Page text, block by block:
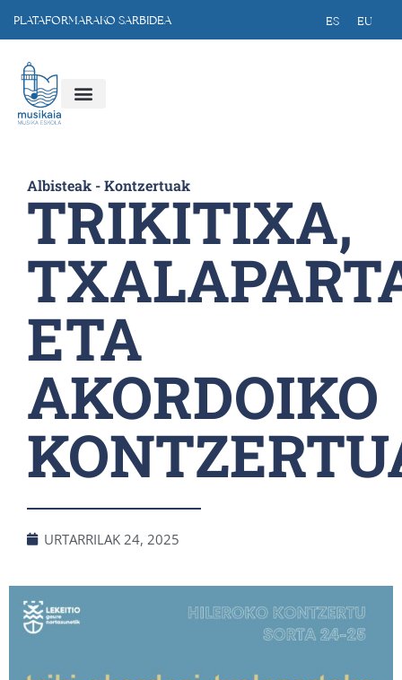
PLATAFORMARAKO SARBIDEA ES EU
Albisteak -Kontzertuak
TRIKITIXA,
ETA
AKORDOIKO
URTARRILAK 24, 2025